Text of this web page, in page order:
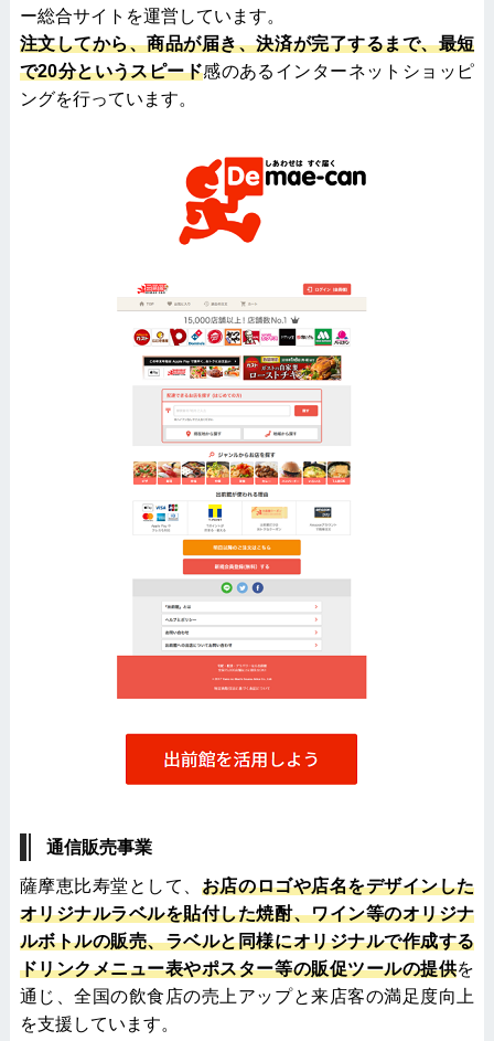
ー総合サイトを運営しています。
注文してから、商品が届き、決済が完了するまで、最短
で20分というスピード感のあるインターネットショッピ
ングを行っています。
通信販売事業
薩摩恵比寿堂として、 お店のロゴや店名をデザインした
オリジナルラベルを貼付した焼酎、ワイン等のオリジナ
ルボトルの販売、ラベルと同様にオリジナルで作成する
ドリンクメニュー表やポスター等の販促ツールの提供を
通じ、全国の飲食店の売上アップと来店客の満足度向上
を支援しています。